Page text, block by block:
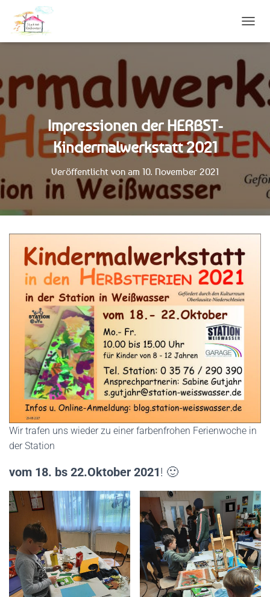
A
T
N
U
M
C
L
E
Impressionen der HERBST-
Kindermalwerkstatt 2021
Veröffentlicht von am 10. November 2021
Wir trafen uns wieder zu einer farbenfrohen Ferienwoche in
der Station
vom 18. bs 22.Oktober 2021! 🙂